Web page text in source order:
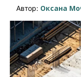
Автор: Оксана